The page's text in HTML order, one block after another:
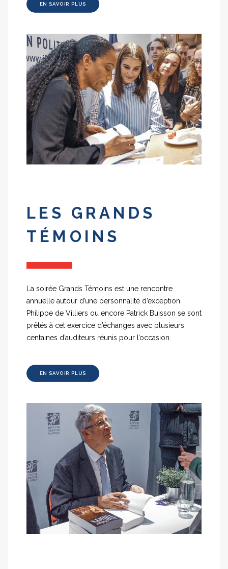
EN SAVOIR PLUS
LES GRANDS
TÉMOINS
La soirée Grands Témoins est une rencontre
annuelle autour d’une personnalité d’exception.
Philippe de Villiers ou encore Patrick Buisson se sont
prêtés à cet exercice d’échanges avec plusieurs
centaines d’auditeurs réunis pour l’occasion.
EN SAVOIR PLUS